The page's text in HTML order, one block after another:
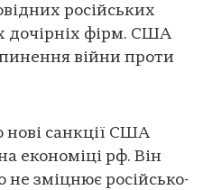
російських
дочірніх фірм. США
війни проти
нові санкції США
економіці рф. Він
зміцнює російсько-